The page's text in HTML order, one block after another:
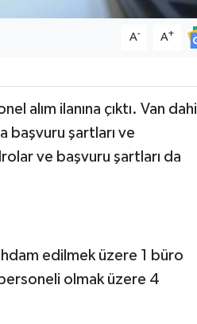
A- A+
alım ilanına çıktı. Van dahil
başvuru şartları ve
ve başvuru şartları da
edilmek üzere 1 büro
olmak üzere 4